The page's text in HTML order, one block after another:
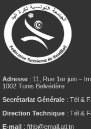
Adresse : 11, Rue 1er juin –
1002 Tunis Belvédère
Secrétariat Générale : Tél &
Direction Technique : Tél &
E-mail : fthb@email.ati.tn